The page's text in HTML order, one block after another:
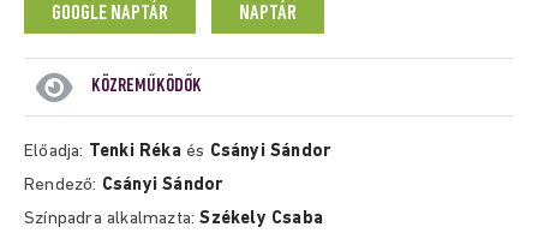
GOOGLE NAPTÁR NAPTÁR
KÖZREMŰKÖDŐK
Előadja: Tenki Rékaés Csányi Sándor
Rendező: Csányi Sándor
Színpadra alkalmazta:Székely Csaba